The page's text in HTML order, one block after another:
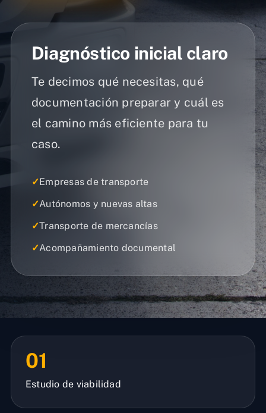
Diagnóstico inicial claro
Te decimos qué necesitas, qué
documentación preparar y cuál es
el camino más eficiente para tu
caso.
✓Empresas de transporte
✓Autónomos y nuevas altas
✓Transporte de mercancías
✓Acompañamiento documental
01
Estudio de viabilidad